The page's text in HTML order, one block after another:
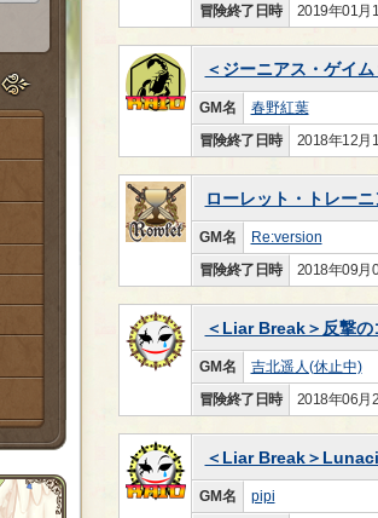
冒険終了日時
2019年01月
＜ジーニアス・ゲイ
GM名 春野紅葉
冒険終了日時
2018年12月
ローレット・トレーニ
GM名 Re:version
冒険終了日時
2018年09月
＜Liar Break＞反撃の
GM名 吉北遥人(休止中)
冒険終了日時
2018年06月
＜Liar Break＞
GM名 pipi